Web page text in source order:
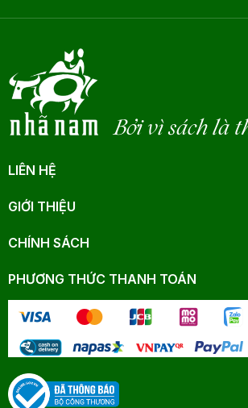
Bởi vì sách là
LIÊN HỆ
GIỚI THIỆU
CHÍNH SÁCH
PHƯƠNG THỨC THANH TOÁN